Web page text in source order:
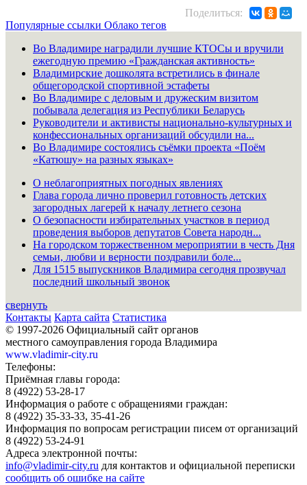
Поделиться:
Популярные ссылки Облако тегов
Во Владимире наградили лучшие КТОСы и вручили
ежегодную премию «Гражданская активность»
Владимирские дошколята встретились в финале
общегородской спортивной эстафеты
Во Владимире с деловым и дружеским визитом
побывала делегация из Республики Беларусь
Руководители и активисты национально-культурных и
конфессиональных организаций обсудили на...
Во Владимире состоялись съёмки проекта «Поём
«Катюшу» на разных языках»
О неблагоприятных погодных явлениях
Глава города лично проверил готовность детских
загородных лагерей к началу летнего сезона
О безопасности избирательных участков в период
проведения выборов депутатов Совета народн...
На городском торжественном мероприятии в честь Дня
семьи, любви и верности поздравили боле...
Для 1515 выпускников Владимира сегодня прозвучал
последний школьный звонок
свернуть
Контакты Карта сайта Статистика
© 1997-2026 Официальный сайт органов
местного самоуправления города Владимира
www.vladimir-city.ru
Телефоны:
Приёмная главы города:
8 (4922) 53-28-17
Информация о работе с обращениями граждан:
8 (4922) 35-33-33, 35-41-26
Информация по вопросам регистрации писем от организаций
8 (4922) 53-24-91
Адреса электронной почты:
info@vladimir-city.ru для контактов и официальной переписки
сообщить об ошибке на сайте